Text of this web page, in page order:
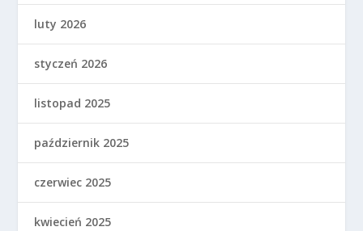
luty 2026
styczeń 2026
listopad 2025
październik 2025
czerwiec 2025
kwiecień 2025